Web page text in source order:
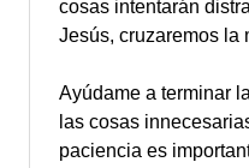
cosas intentarán
Jesús, cruzaremos la
Ayúdame a terminar
las cosas
paciencia es